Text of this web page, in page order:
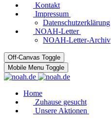
Kontakt
Impressum
Datenschutzerklärung
NOAH-Letter
NOAH-Letter-Archiv
Off-Canvas Toggle
Mobile Menu Toggle
Home
Zuhause gesucht
Unsere Aktionen